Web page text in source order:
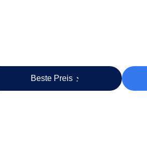
Beste Preis